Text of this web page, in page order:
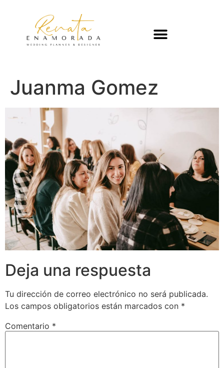
Juanma Gomez
Deja una respuesta
Tu dirección de correo electrónico no será publicada.
Los campos obligatorios están marcados con *
Comentario *